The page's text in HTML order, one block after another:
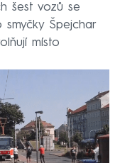
šest vozů se
Špejchar
místo